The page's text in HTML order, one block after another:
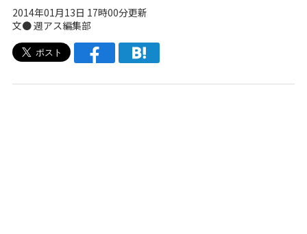
2014年01月13日 17時00分更新
文●週アス編集部